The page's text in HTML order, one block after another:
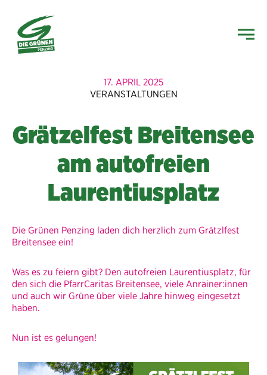
17. APRIL 2025
VERANSTALTUNGEN
Grätzelfest Breitensee
am autofreien
Laurentiusplatz
Die Grünen Penzing laden dich herzlich zum Grätzlfest
Breitensee ein!
Was es zu feiern gibt? Den autofreien Laurentiusplatz, für
den sich die PfarrCaritas Breitensee, viele Anrainer:innen
und auch wir Grüne über viele Jahre hinweg eingesetzt
haben.
Nun ist es gelungen!